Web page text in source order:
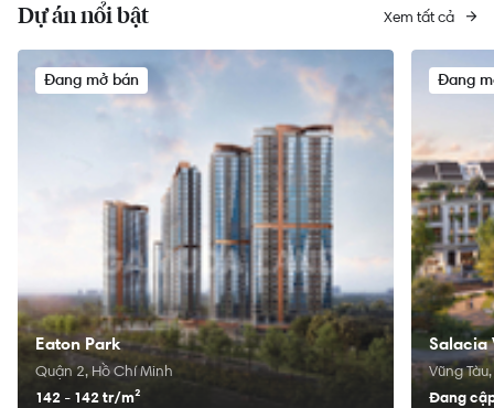
Dự án nổi bật Xem tất cả
Đang mở bán
Eaton Park
Quận 2, Hồ Chí Minh
142 - 142 tr/m²
Đang
Salacia
Vũng
Đang